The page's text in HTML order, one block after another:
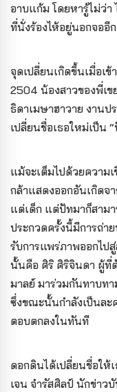
อาบแก้ม โดยหารู้ไม่ว่า
ที่นั่งร้องไห้อยู่นอกจออี
จุดเปลี่ยนเกิดขึ้นเมื่อเ
2504 น้องสาวของพี่เข
ธิดาเมษาฮาวาย งานป
เปลี่ยนชื่อเธอใหม่เป็น
แม้จะเต็มไปด้วยความ
กล้าแสดงออกอันเกิดจ
แต่เด็ก แต่ปัทมาก็สาม
ประกวดครั้งนี้มีการถ่า
รับการแพร่ภาพออกไป
นั้นคือ ศิริ ศิริจินดา ผู้
มาลย์ มาร่วมกันทาบท
ซึ่งขณะนั้นกำลังเป็นละ
ตอบตกลงในทันที
ดอกดินได้เปลี่ยนชื่อให้
เจน จำรัสศิลป์ นักข่าว